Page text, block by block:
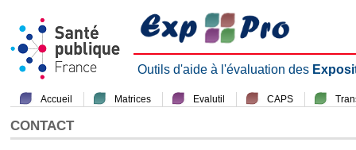
Outils d'aide à l'évaluation des
Accueil Matrices Evalutil CAPS
CONTACT